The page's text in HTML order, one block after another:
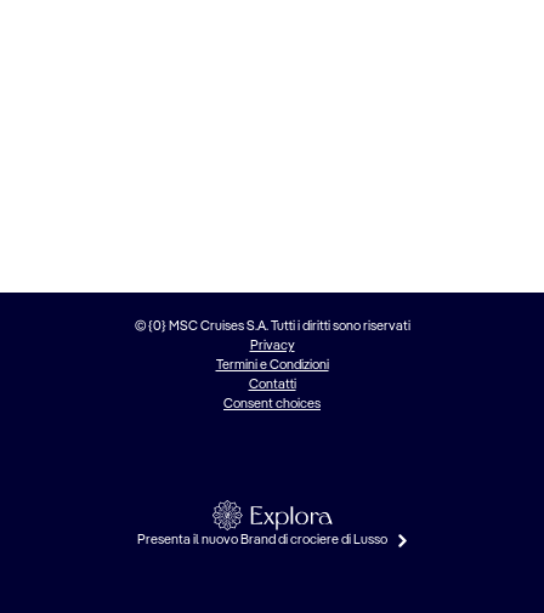
© {0} MSC Cruises S.A. Tutti i diritti sono riservati
Privacy
Termini e Condizioni
Contatti
Consent choices
Presenta il nuovo Brand di crociere di Lusso